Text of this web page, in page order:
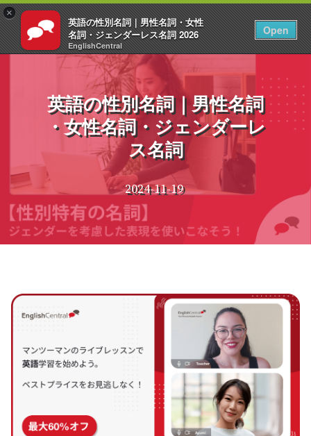
×
英語の性別名詞｜男性名詞・女性
名詞・ジェンダーレス名詞 2026
EnglishCentral
Open
ログイン JA
コ
プ
英語の性別名詞｜男性名詞
・女性名詞・ジェンダーレ
ス名詞
2024-11-19